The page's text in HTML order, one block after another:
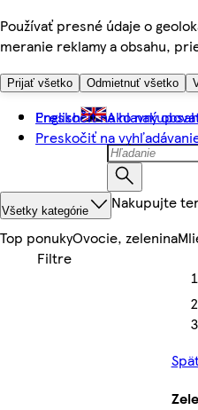
Používať presné údaje o
meranie reklamy a obsahu,
Prijať všetko Odmietnuť všetko
Preskočiť na hlavný obsah
Preskočiť na
English Ako
Všetky kategórie Nakupujte
Top ponukyOvocie, zelenina